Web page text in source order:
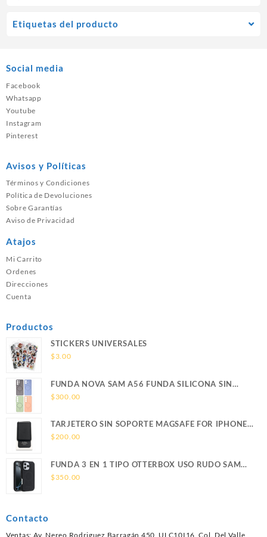
Etiquetas del producto
Social media
Facebook
Whatsapp
Youtube
Instagram
Pinterest
Avisos y Políticas
Términos y Condiciones
Política de Devoluciones
Sobre Garantías
Aviso de Privacidad
Atajos
Mi Carrito
Ordenes
Direcciones
Cuenta
Productos
STICKERS UNIVERSALES
$3.00
FUNDA NOVA SAM A56 FUNDA SILICONA SIN
SOPORTE MAGNETICO SAMSUNG
$300.00
TARJETERO SIN SOPORTE MAGSAFE FOR IPHONE
LEATHER WALLET MAGSAFE
$200.00
FUNDA 3 EN 1 TIPO OTTERBOX USO RUDO SAM
S26 ULTRA SAMSUNG S26 ULTRA
$350.00
Contacto
Ventas: Av. Nereo Rodriguez Barragán 450, ULC10I16, Col. Del Valle,